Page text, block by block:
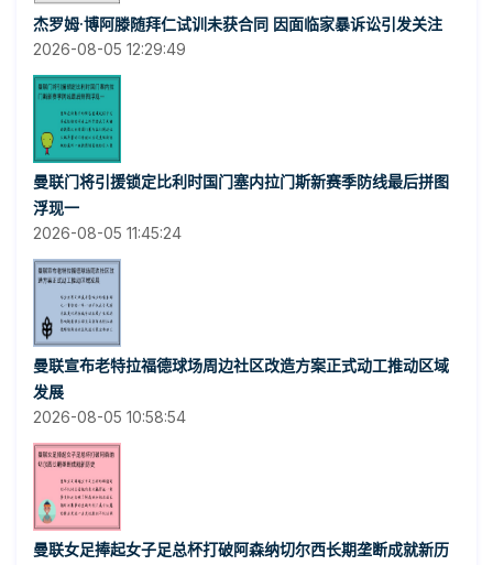
杰罗姆·博阿滕随拜仁试训未获合同 因面临家暴诉讼引发关注
2026-08-05 12:29:49
曼联门将引援锁定比利时国门塞内拉门斯新赛季防线最后拼图
浮现一
2026-08-05 11:45:24
曼联宣布老特拉福德球场周边社区改造方案正式动工推动区域
发展
2026-08-05 10:58:54
曼联女足捧起女子足总杯打破阿森纳切尔西长期垄断成就新历